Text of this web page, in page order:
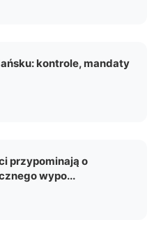
kontrole, mandaty
przypominają o
wypo...